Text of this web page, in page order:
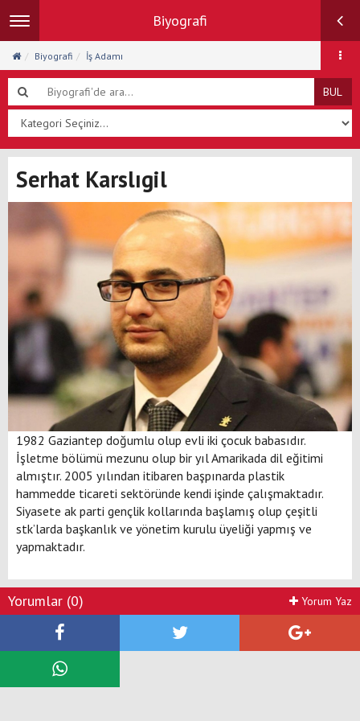
Toggle
navigation
Biyografi
Biyografi İş Adamı
BUL
Serhat Karslıgil
1982 Gaziantep doğumlu olup evli iki çocuk babasıdır.
İşletme bölümü mezunu olup bir yıl Amarikada dil eğitimi
almıştır. 2005 yılından itibaren başpınarda plastik
hammedde ticareti sektöründe kendi işinde çalışmaktadır.
Siyasete ak parti gençlik kollarında başlamış olup çeşitli
stk’larda başkanlık ve yönetim kurulu üyeliği yapmış ve
yapmaktadır.
Yorumlar (0) Yorum Yaz